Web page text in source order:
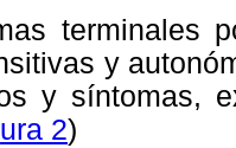
terminales
y
y síntomas,
2)